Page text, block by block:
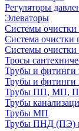
Регуляторы
Элеваторы
Системы
Система очистки
Системы
Тросы
Трубы и фитинги
Трубы и фитинги
Трубы ПП, МП,
Трубы
Трубы МП
Трубы ПНД (ПЭ)